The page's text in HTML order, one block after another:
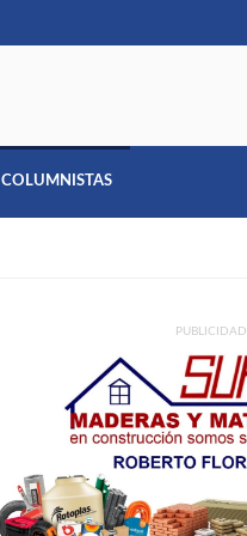
COLUMNISTAS
PUBLICIDAD